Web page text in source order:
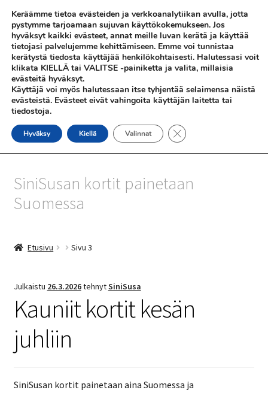
Siirry
navigointiin
Siirry
sisältöön
Valikko
SHOP
INFO
REFERENSSEJÄ
SiniSusan kortit painetaan
Suomessa
Etusivu Sivu 3
Julkaistu 26.3.2026tehnytSiniSusa
Kauniit kortit kesän
juhliin
SiniSusan kortit painetaan aina Suomessa ja
Keräämme tietoa evästeiden ja verkkoanalytiikan avulla, jotta
pystymme tarjoamaan sujuvan käyttökokemukseen. Jos
hyväksyt kaikki evästeet, annat meille luvan kerätä ja käyttää
tietojasi palvelujemme kehittämiseen. Emme voi tunnistaa
kerätystä tiedosta käyttäjää henkilökohtaisesti. Halutessasi voit
klikata KIELLÄ tai VALITSE -painiketta ja valita, millaisia
evästeitä hyväksyt.
Käyttäjä voi myös halutessaan itse tyhjentää selaimensa näistä
evästeistä. Evästeet eivät vahingoita käyttäjän laitetta tai
tiedostoja.
Hyväksy Kiellä Valinnat Sulje evästebanneri